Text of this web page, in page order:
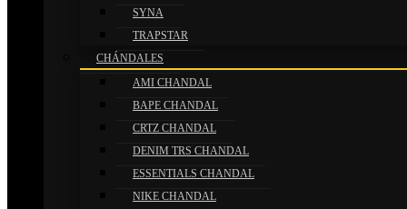
SYNA
TRAPSTAR
CHÁNDALES
AMI CHANDAL
BAPE CHANDAL
CRTZ CHANDAL
DENIM TRS CHANDAL
ESSENTIALS CHANDAL
NIKE CHANDAL